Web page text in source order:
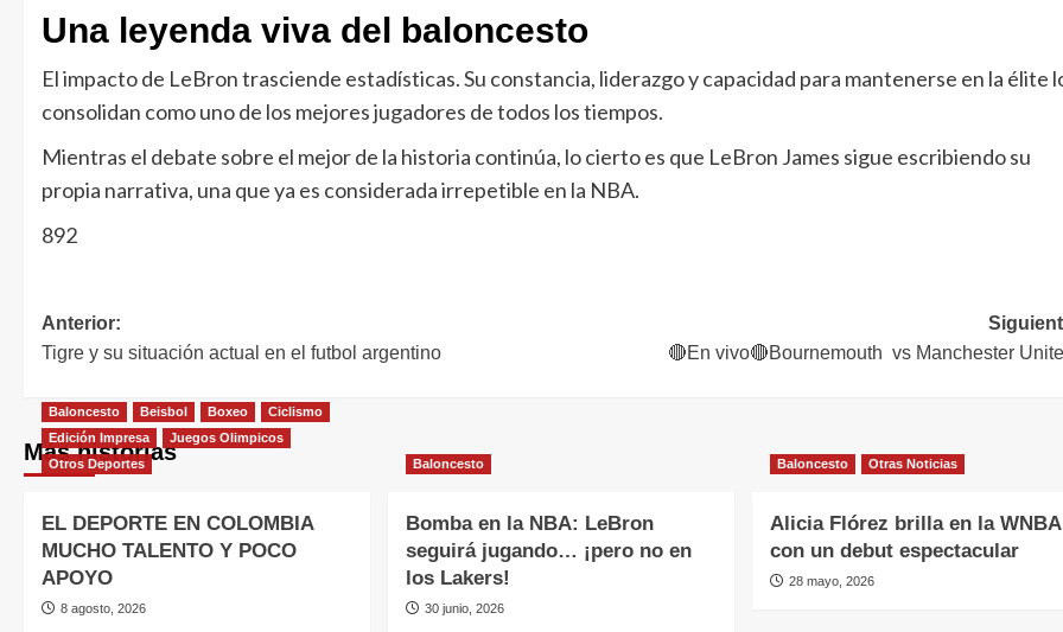
Una leyenda viva del baloncesto
El impacto de LeBron trasciende estadísticas. Su constancia, liderazgo y capacidad para mantenerse en la élite
consolidan como uno de los mejores jugadores de todos los tiempos.
Mientras el debate sobre el mejor de la historia continúa, lo cierto es que LeBron James sigue escribiendo su
propia narrativa, una que ya es considerada irrepetible en la NBA.
892
Anterior:
Tigre y su situación actual en el futbol argentino
🔴En vivo🔴Bournemouth vs Manchester
Más historias
Baloncesto Beisbol Boxeo
Ciclismo
Edición Impresa
Juegos Olimpicos
Otros Deportes
EL DEPORTE EN COLOMBIA
MUCHO TALENTO Y POCO
APOYO
8 agosto, 2026
Baloncesto
Bomba en la NBA: LeBron
seguirá jugando… ¡pero no en
los Lakers!
30 junio, 2026
Baloncesto Otras Noticias
Alicia Flórez brilla en la WNBA
con un debut espectacular
28 mayo, 2026